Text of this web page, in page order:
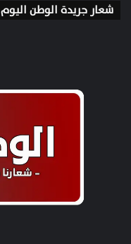
شعار جريدة الوطن اليوم